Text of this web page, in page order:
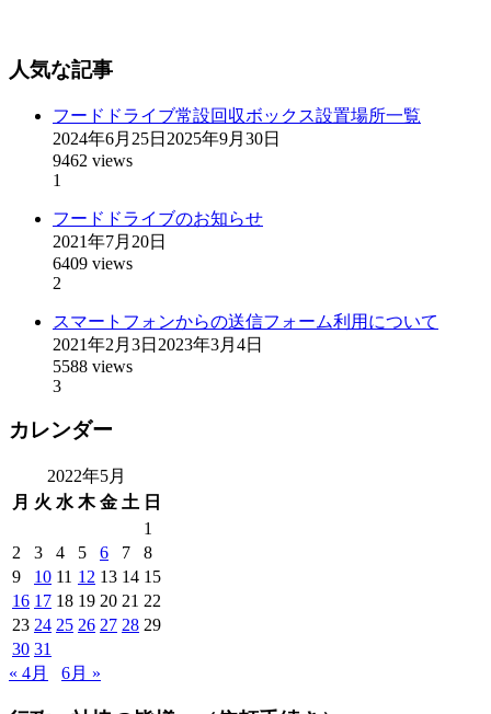
人気な記事
フードドライブ常設回収ボックス設置場所一覧
2024年6月25日 2025年9月30日
9462 views
1
フードドライブのお知らせ
2021年7月20日
6409 views
2
スマートフォンからの送信フォーム利用について
2021年2月3日 2023年3月4日
5588 views
3
カレンダー
2022年5月
月 火 水 木 金 土 日
1
2
3 4 5 6 7
8
9
10 11 12 13 14 15
16 17 18 19 20 21 22
23 24 25 26 27 28 29
30 31
« 4月
6月 »